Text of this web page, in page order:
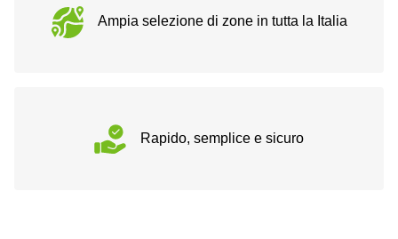
Ampia selezione di zone in tutta la Italia
Rapido, semplice e sicuro